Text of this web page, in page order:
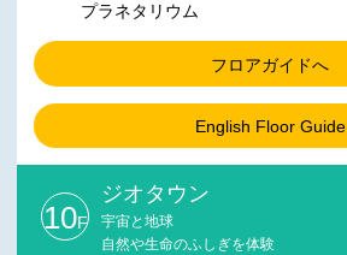
プラネタリウム
フロアガイドへ
English Floor Guide
10F
ジオタウン
宇宙と地球
自然や生命のふしぎを体験